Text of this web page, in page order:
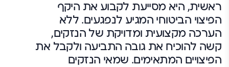
ראשית, היא מסייעת לקבוע את היקף
הפיצוי הביטוחי המגיע לנפגעים. ללא
הערכה מקצועית ומדויקת של הנזקים,
קשה להוכיח את גובה התביעה ולקבל את
הפיצויים המתאימים. שמאי הנזקים